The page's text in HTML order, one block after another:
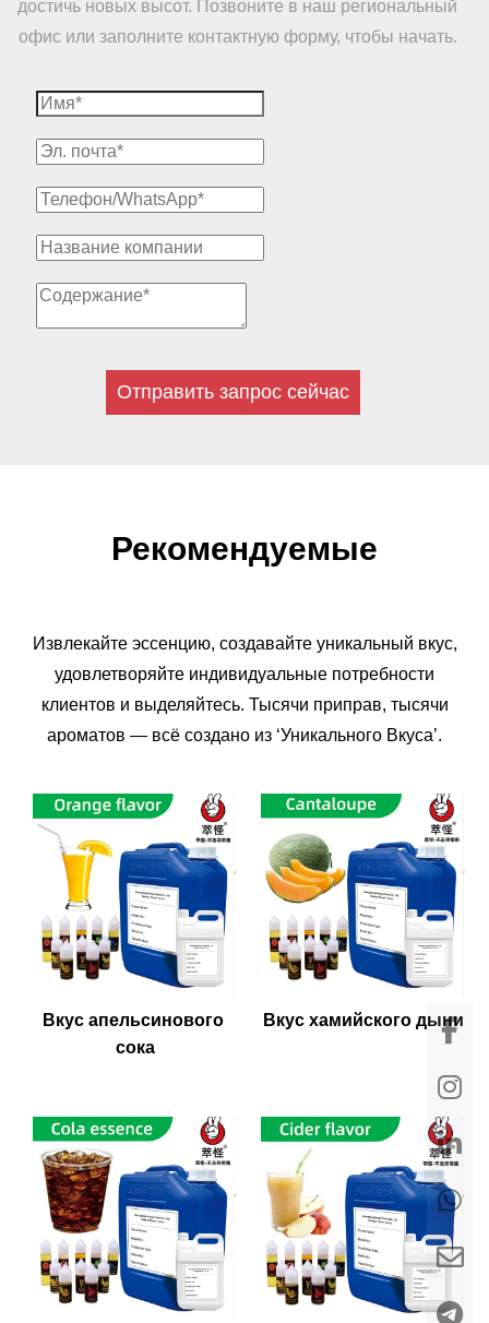
достичь новых высот. Позвоните в наш региональный
офис или заполните контактную форму, чтобы начать.
Отправить запрос сейчас
Рекомендуемые
Извлекайте эссенцию, создавайте уникальный вкус,
удовлетворяйте индивидуальные потребности
клиентов и выделяйтесь. Тысячи приправ, тысячи
ароматов — всё создано из ‘Уникального Вкуса’.
Вкус апельсинового
сока
Вкус хамийского дыни